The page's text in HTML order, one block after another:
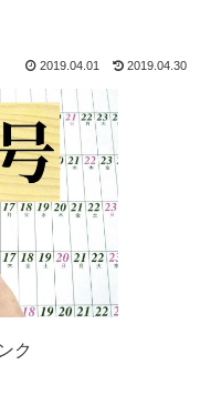
2019.04.01 2019.04.30
ク